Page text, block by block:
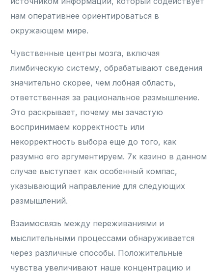
нам оперативнее ориентироваться в
окружающем мире.
Чувственные центры мозга, включая
лимбическую систему, обрабатывают сведения
значительно скорее, чем лобная область,
ответственная за рациональное размышление.
Это раскрывает, почему мы зачастую
воспринимаем корректность или
некорректность выбора еще до того, как
разумно его аргументируем. 7к казино в данном
случае выступает как особенный компас,
указывающий направление для следующих
размышлений.
Взаимосвязь между переживаниями и
мыслительными процессами обнаруживается
через различные способы. Положительные
чувства увеличивают наше концентрацию и